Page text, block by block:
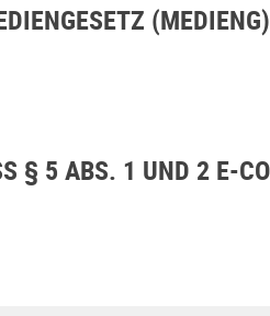
(MEDIENG)
§ 5 ABS. 1 UND 2 E-